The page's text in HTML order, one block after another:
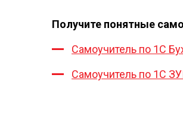
Получите понятные
Самоучитель по 1С
Самоучитель по 1С